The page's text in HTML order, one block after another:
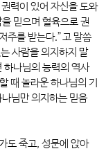
력이 있어 자신을 도와
믿으며 혈육으로 권
주를 받는다.”고 말씀
사람을 의지하지 말
나님의 능력의 역사
때 놀라운 하나님의 기
님만 의지하는 믿음
도 죽고, 성문에 앉아